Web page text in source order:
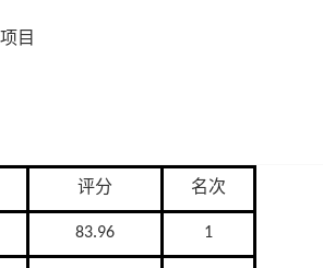
目
评分 名次
83.96 1